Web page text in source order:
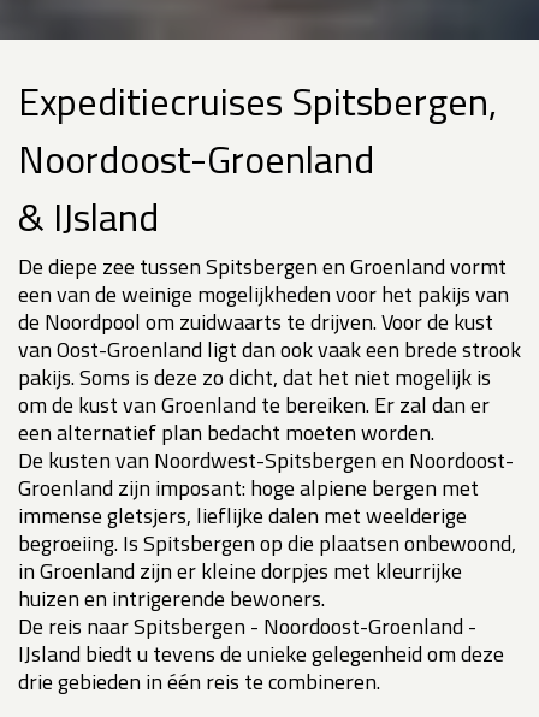
Expeditiecruises Spitsbergen,
Noordoost-Groenland
& IJsland
De diepe zee tussen Spitsbergen en Groenland vormt
een van de weinige mogelijkheden voor het pakijs van
de Noordpool om zuidwaarts te drijven. Voor de kust
van Oost-Groenland ligt dan ook vaak een brede strook
pakijs. Soms is deze zo dicht, dat het niet mogelijk is
om de kust van Groenland te bereiken. Er zal dan er
een alternatief plan bedacht moeten worden.
De kusten van Noordwest-Spitsbergen en Noordoost-
Groenland zijn imposant: hoge alpiene bergen met
immense gletsjers, lieflijke dalen met weelderige
begroeiing. Is Spitsbergen op die plaatsen onbewoond,
in Groenland zijn er kleine dorpjes met kleurrijke
huizen en intrigerende bewoners.
De reis naar Spitsbergen - Noordoost-Groenland -
IJsland biedt u tevens de unieke gelegenheid om deze
drie gebieden in één reis te combineren.